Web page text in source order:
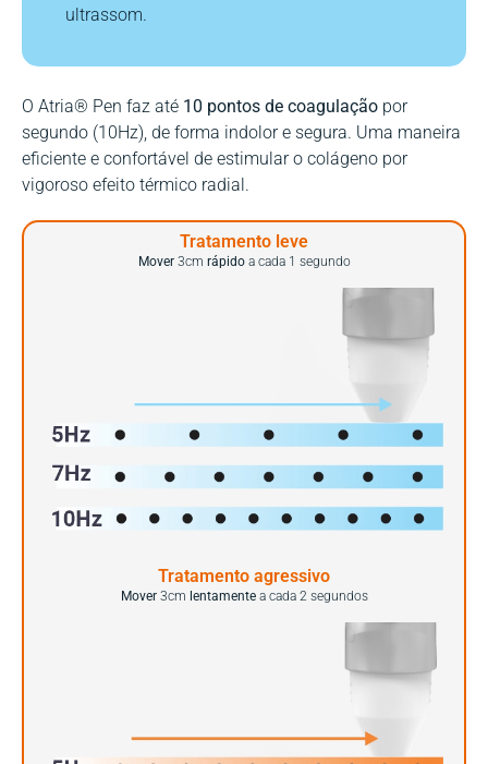
ultrassom.
O Atria® Pen faz até 10 pontos de coagulação por
segundo (10Hz), de forma indolor e segura. Uma maneira
eficiente e confortável de estimular o colágeno por
vigoroso efeito térmico radial.
Tratamento leve
Mover3cm rápidoa cada 1 segundo
Tratamento agressivo
Mover3cm lentamentea cada 2 segundos